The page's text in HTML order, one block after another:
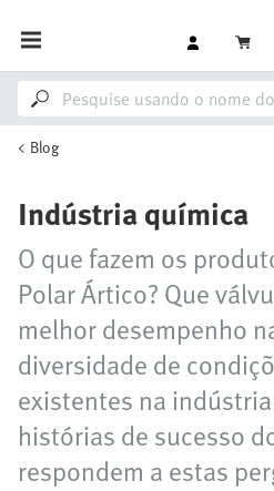
Blog
Indústria química
O que fazem os
Polar Ártico? Que
melhor desempenho
diversidade de
existentes na
histórias de sucesso
respondem a estas